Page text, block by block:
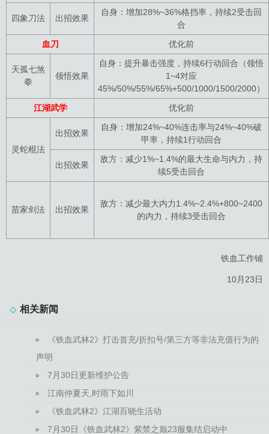
四象刀法 出招效果
自身：增加28%~36%格挡率，持续2受击回
合
血刀
优化前
天孤七煞
拳
领悟效果
自身：提升暴击强度，持续6行动回合（领悟
1~4对应
45%/50%/55%/65%+500/1000/1500/2000）
江湖武学
优化前
灵蛇棍法
出招效果
自身：增加24%~40%连击率与24%~40%破
甲率，持续1行动回合
出招效果
敌方：减少1%~1.4%的最大生命与内力，持
续5受击回合
苗家剑法 出招效果
敌方：减少最大内力1.4%~2.4%+800~2400
的内力，持续3受击回合
铁血工作铺
10月23日
相关新闻
《铁血武林2》打击首充/折扣号/第三方等非法充值行为的
声明
7月30日更新维护公告
江南仲夏天,时雨下如川
《铁血武林2》江湖百晓生活动
7月30日《铁血武林2》紫禁之巅23服集结启动中